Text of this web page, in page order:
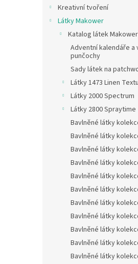
Kreativní tvoření
Látky Makower
Katalog látek Makower
Adventní kalendáře a
punčochy
Sady látek na
Látky 1473 Linen
Látky 2000 Spectrum
Látky 2800 Spraytime
Bavlněné látky
Bavlněné látky
Bavlněné látky
Bavlněné látky
Bavlněné látky
Bavlněné látky
Bavlněné látky
Bavlněné látky
Bavlněné látky
Bavlněné látky
Bavlněné látky